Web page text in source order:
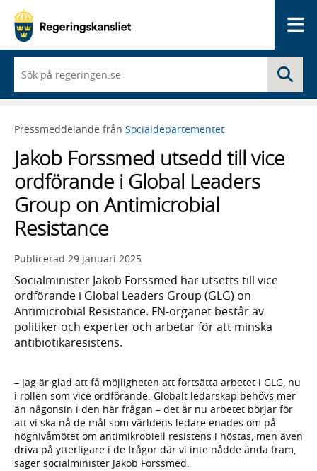
du
börjar
skriva
framträder
lista
med
sökförslag
Pressmeddelande från Socialdepartementet
Jakob Forssmed utsedd till vice
ordförande i Global Leaders
Group on Antimicrobial
Resistance
Publicerad 29 januari 2025
Socialminister Jakob Forssmed har utsetts till vice
ordförande i Global Leaders Group (GLG) on
Antimicrobial Resistance. FN-organet består av
politiker och experter och arbetar för att minska
antibiotikaresistens.
– Jag är glad att få möjligheten att fortsätta arbetet i GLG, nu
i rollen som vice ordförande. Globalt ledarskap behövs mer
än någonsin i den här frågan – det är nu arbetet börjar för
att vi ska nå de mål som världens ledare enades om på
högnivåmötet om antimikrobiell resistens i höstas, men även
driva på ytterligare i de frågor där vi inte nådde ända fram,
säger socialminister Jakob Forssmed.